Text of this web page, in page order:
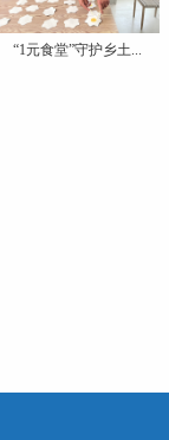
“1元食堂”守护乡土...